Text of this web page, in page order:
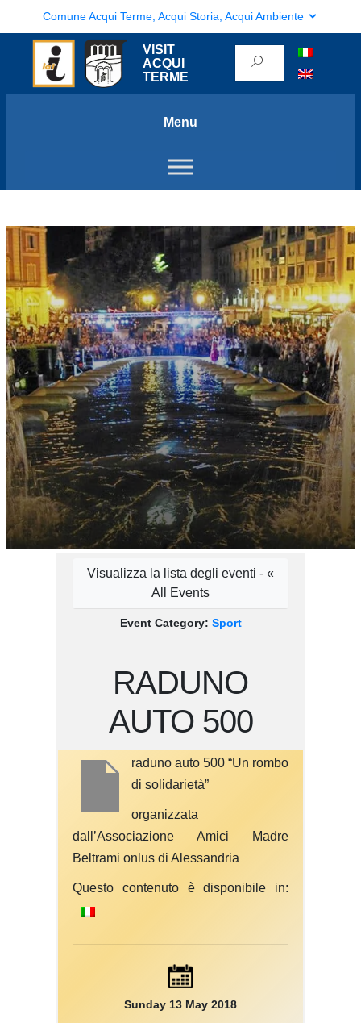
Comune Acqui Terme, Acqui Storia, Acqui Ambiente
VISIT
ACQUI
TERME
Menu
Visualizza la lista degli eventi - «
All Events
Event Category: Sport
RADUNO
AUTO 500
raduno auto 500 “Un rombo
di solidarietà”
organizzata
dall’Associazione Amici Madre
Beltrami onlus di Alessandria
Questo contenuto è disponibile in:
Sunday 13 May 2018